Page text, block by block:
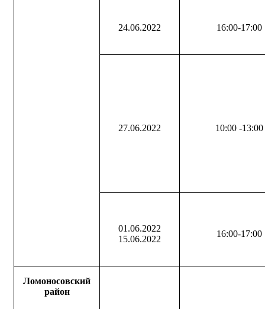
24.06.2022 16:00-17:00
27.06.2022 10:00 -13:00
01.06.2022
15.06.2022
16:00-17:00
Ломоносовский
район